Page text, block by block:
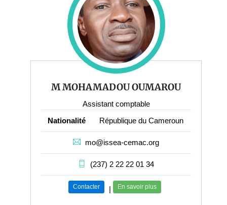
M MOHAMADOU OUMAROU
Assistant comptable
Nationalité
République du Cameroun
mo@issea-cemac.org
(237) 2 22 22 01 34
Contacter | En savoir plus